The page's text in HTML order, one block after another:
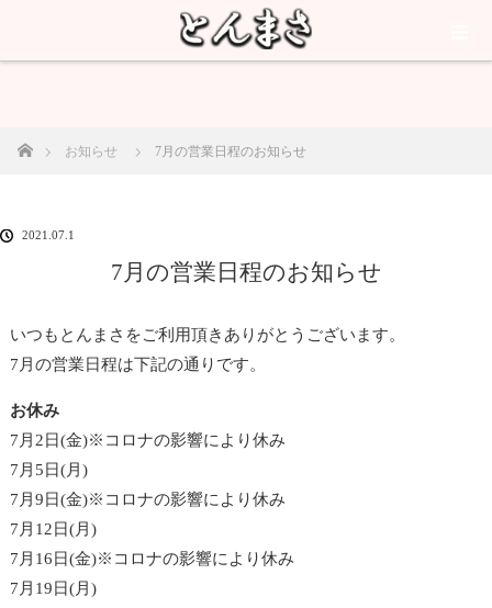
ホームお知らせ 7月の営業日程のお知らせ
2021.07.1
7月の営業日程のお知らせ
いつもとんまさをご利用頂きありがとうございます。
7月の営業日程は下記の通りです。
お休み
7月2日(金)※コロナの影響により休み
7月5日(月)
7月9日(金)※コロナの影響により休み
7月12日(月)
7月16日(金)※コロナの影響により休み
7月19日(月)